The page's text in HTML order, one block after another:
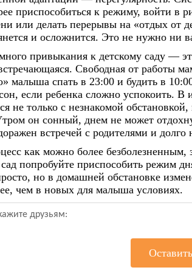
приспособиться к режиму, войти в
или делать перерывы на «отдых от
и осложнится. Это не нужно ни
привыкания к детскому саду—
Свободная от работы
малыша спать в 23:00 и будить в
если ребенка сложно успокоить. В
не только с незнакомой
он сонный, днем не может
встречей с родителями и долго
как можно более безболезненным,
попробуйте приспособить режим
но в домашней обстановке
чем в новых для малыша условиях.
друзьям: